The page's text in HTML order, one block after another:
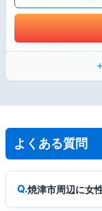
よくある質問
焼津市周辺に女